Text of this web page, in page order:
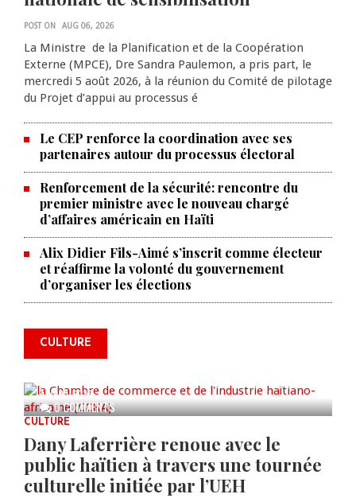
POST ON AUG 06, 2026
La Ministre de la Planification et de la Coopération
Externe (MPCE), Dre Sandra Paulemon, a pris part, le
mercredi 5 août 2026, à la réunion du Comité de pilotage
du Projet d’appui au processus é
Le CEP renforce la coordination avec ses
partenaires autour du processus électoral
Renforcement de la sécurité: rencontre du
premier ministre avec le nouveau chargé
d’affaires américain en Haïti
Alix Didier Fils-Aimé s’inscrit comme électeur
et réaffirme la volonté du gouvernement
d’organiser les élections
CULTURE
0 COMMENTS
La Chambre de commerce et de
l'industrie haïtiano-africaine
commémorer le 235e
anniversaire de la cérémonie du
AUG 05, 2026
CULTURE
Dany Laferrière renoue avec le
public haïtien à travers une tournée
culturelle initiée par l’UEH